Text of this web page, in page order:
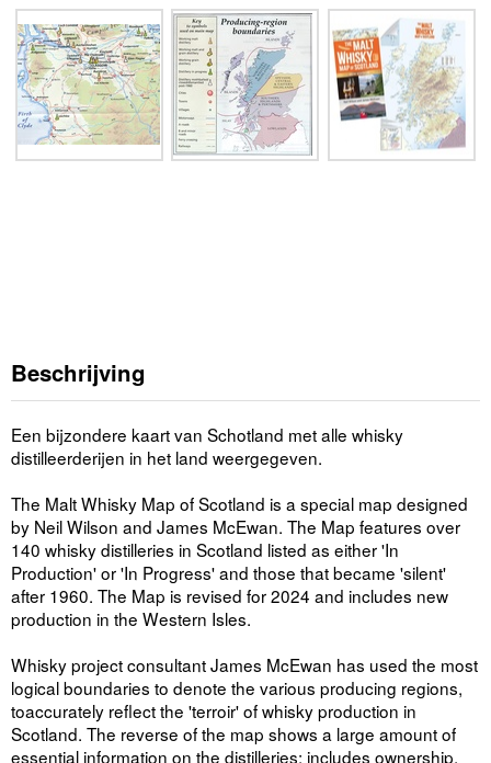
Beschrijving
Een bijzondere kaart van Schotland met alle whisky
distilleerderijen in het land weergegeven.
The Malt Whisky Map of Scotland is a special map designed
by Neil Wilson and James McEwan. The Map features over
140 whisky distilleries in Scotland listed as either 'In
Production' or 'In Progress' and those that became 'silent'
after 1960. The Map is revised for 2024 and includes new
production in the Western Isles.
Whisky project consultant James McEwan has used the most
logical boundaries to denote the various producing regions,
toaccurately reflect the 'terroir' of whisky production in
Scotland. The reverse of the map shows a large amount of
essential information on the distilleries: includes ownership,